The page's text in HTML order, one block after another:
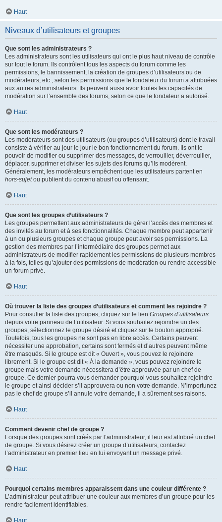
Haut
Niveaux d’utilisateurs et groupes
Que sont les administrateurs ?
Les administrateurs sont les utilisateurs qui ont le plus haut niveau de contrôle
sur tout le forum. Ils contrôlent tous les aspects du forum comme les
permissions, le bannissement, la création de groupes d’utilisateurs ou de
modérateurs, etc., selon les permissions que le fondateur du forum a attribuées
aux autres administrateurs. Ils peuvent aussi avoir toutes les capacités de
modération sur l’ensemble des forums, selon ce que le fondateur a autorisé.
Haut
Que sont les modérateurs ?
Les modérateurs sont des utilisateurs (ou groupes d’utilisateurs) dont le travail
consiste à vérifier au jour le jour le bon fonctionnement du forum. Ils ont le
pouvoir de modifier ou supprimer des messages, de verrouiller, déverrouiller,
déplacer, supprimer et diviser les sujets des forums qu’ils modèrent.
Généralement, les modérateurs empêchent que les utilisateurs partent en
hors-sujetou publient du contenu abusif ou offensant.
Haut
Que sont les groupes d’utilisateurs ?
Les groupes permettent aux administrateurs de gérer l’accès des membres et
des invités au forum et à ses fonctionnalités. Chaque membre peut appartenir
à un ou plusieurs groupes et chaque groupe peut avoir ses permissions. La
gestion des membres par l’intermédiaire des groupes permet aux
administrateurs de modifier rapidement les permissions de plusieurs membres
à la fois, telles qu’ajouter des permissions de modération ou rendre accessible
un forum privé.
Haut
Où trouver la liste des groupes d’utilisateurs et comment les rejoindre ?
Pour consulter la liste des groupes, cliquez sur le lien Groupes d’utilisateurs
depuis votre panneau de l’utilisateur. Si vous souhaitez rejoindre un des
groupes, sélectionnez le groupe désiré et cliquez sur le bouton approprié.
Toutefois, tous les groupes ne sont pas en libre accès. Certains peuvent
nécessiter une approbation, certains sont fermés et d’autres peuvent même
être masqués. Si le groupe est dit « Ouvert », vous pouvez le rejoindre
librement. Si le groupe est dit « À la demande », vous pouvez rejoindre le
groupe mais votre demande nécessitera d’être approuvée par un chef de
groupe. Ce dernier pourra vous demander pourquoi vous souhaitez rejoindre
le groupe et ainsi décider s’il approuvera ou non votre demande. N’importunez
pas le chef de groupe s’il annule votre demande, il a sûrement ses raisons.
Haut
Comment devenir chef de groupe ?
Lorsque des groupes sont créés par l’administrateur, il leur est attribué un chef
de groupe. Si vous désirez créer un groupe d’utilisateurs, contactez
l’administrateur en premier lieu en lui envoyant un message privé.
Haut
Pourquoi certains membres apparaissent dans une couleur différente ?
L’administrateur peut attribuer une couleur aux membres d’un groupe pour les
rendre facilement identifiables.
Haut